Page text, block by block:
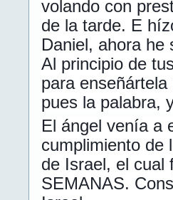
volando con
de la tarde. E
Daniel, ahora he
Al principio de
para
pues la palabra,
El ángel venía a
cumplimiento de
de Israel, el cual
SEMANAS.